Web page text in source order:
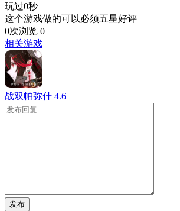
玩过0秒
这个游戏做的可以必须五星好评
0次浏览 0
相关游戏
战双帕弥什 4.6
发布